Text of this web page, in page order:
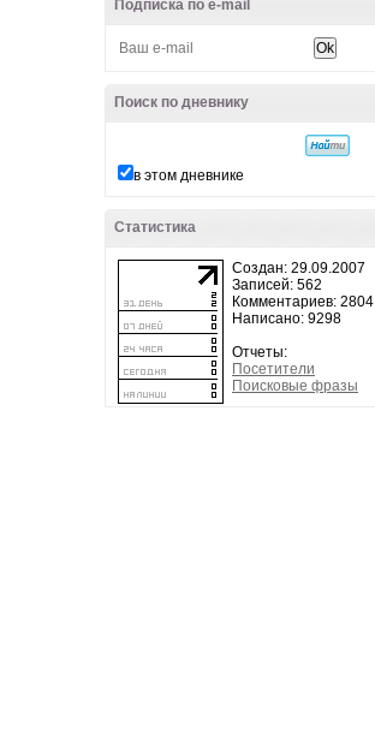
Подписка по e-mail
Поиск по дневнику
в этом дневнике
Статистика
Создан: 29.09.2007
Записей: 562
Комментариев: 2804
Написано: 9298
Отчеты:
Посетители
Поисковые фразы